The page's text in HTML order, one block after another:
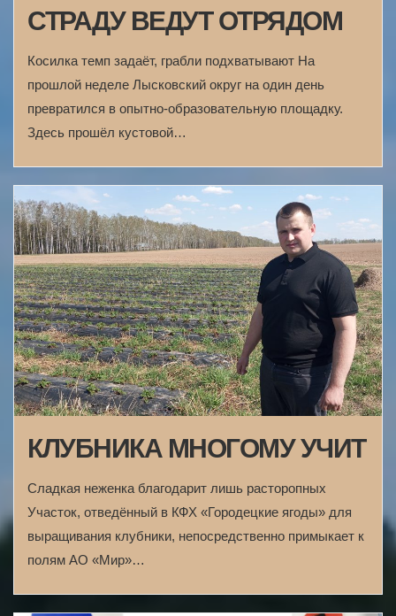
СТРАДУ ВЕДУТ ОТРЯДОМ
Косилка темп задаёт, грабли подхватывают На
прошлой неделе Лысковский округ на один день
превратился в опытно-образовательную площадку.
Здесь прошёл кустовой…
КЛУБНИКА МНОГОМУ УЧИТ
Сладкая неженка благодарит лишь расторопных
Участок, отведённый в КФХ «Городецкие ягоды» для
выращивания клубники, непосредственно примыкает к
полям АО «Мир»…